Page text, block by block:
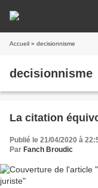
Accueil » decisionnisme
decisionnisme
La citation
Publié le 21/04/2020 à
Par Fanch Broudic